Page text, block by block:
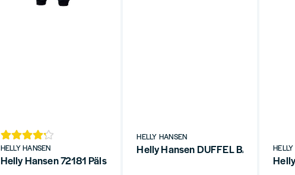
HELLY HANSEN
Helly Hansen 72181 Pälsfiberbyxa Heritage NAVY
HELLY HANSEN
Helly Hansen DUFFEL BAG 90L